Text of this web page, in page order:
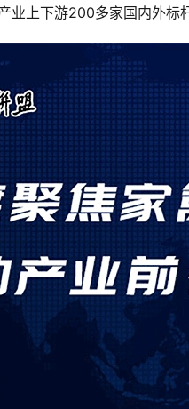
上下游200多家国内外标